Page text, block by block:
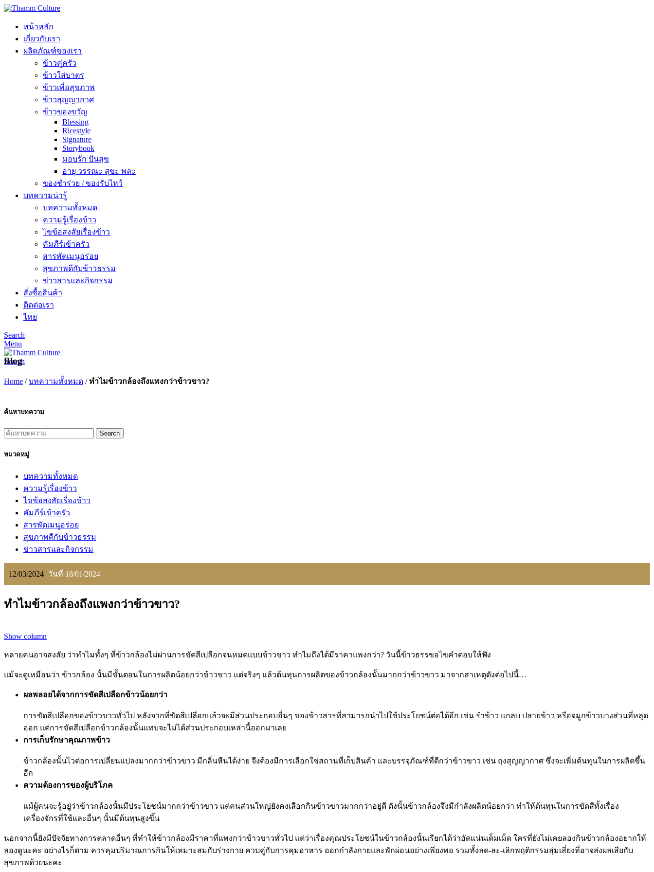
หน้าหลัก
เกี่ยวกับเรา
ผลิตภัณฑ์ของเรา
ข้าวคู่ครัว
ข้าวใส่บาตร
ข้าวเพื่อสุขภาพ
ข้าวสุญญากาศ
ข้าวของขวัญ
Blessing
Ricestyle
Signature
Storybook
มอบรัก ปันสุข
อายุ วรรณะ สุขะ พละ
ของชำร่วย / ของรับไหว้
บทความน่ารู้
บทความทั้งหมด
ความรู้เรื่องข้าว
ไขข้อสงสัยเรื่องข้าว
คัมภีร์เข้าครัว
สารพัดเมนูอร่อย
สุขภาพดีกับข้าวธรรม
ข่าวสารและกิจกรรม
สั่งซื้อสินค้า
ติดต่อเรา
ไทย
Search
Menu
Search
Blog
Home /บทความทั้งหมด /ทำไมข้าวกล้องถึงแพงกว่าข้าวขาว?
ค้นหาบทความ
Search
หมวดหมู่
บทความทั้งหมด
ความรู้เรื่องข้าว
ไขข้อสงสัยเรื่องข้าว
คัมภีร์เข้าครัว
สารพัดเมนูอร่อย
สุขภาพดีกับข้าวธรรม
ข่าวสารและกิจกรรม
12/03/2024 วันที่ 18/01/2024
ทำไมข้าวกล้องถึงแพงกว่าข้าวขาว?
Show column
หลายคนอาจสงสัย ว่าทำไมทั้งๆ ที่ข้าวกล้องไม่ผ่านการขัดสีเปลือกจนหมดแบบข้าวขาว ทำไมถึงได้มีราคาแพงกว่า? วันนี้ข้าวธรรขอไขคำตอบให้ฟัง
แม้จะดูเหมือนว่า ข้าวกล้อง นั้นมีขั้นตอนในการผลิตน้อยกว่าข้าวขาว แต่จริงๆ แล้วต้นทุนการผลิตของข้าวกล้องนั้นมากกว่าข้าวขาว มาจากสาเหตุดังต่อไปนี้…
ผลพลอยได้จากการขัดสีเปลือกข้าวน้อยกว่า
การขัดสีเปลือกของข้าวขาวทั่วไป หลังจากที่ขัดสีเปลือกแล้วจะมีส่วนประกอบอื่นๆ ของข้าวสารที่สามารถนำไปใช้ประโยชน์ต่อได้อีก เช่น รำข้าว แกลบ ปลายข้าว หรือจมูกข้าวบางส่วนที่หลุด
ออก แต่การขัดสีเปลือกข้าวกล้องนั้นแทบจะไม่ได้ส่วนประกอบเหล่านี้ออกมาเลย
การเก็บรักษาคุณภาพข้าว
ข้าวกล้องนั้นไวต่อการเปลี่ยนแปลงมากกว่าข้าวขาว มีกลิ่นหืนได้ง่าย จึงต้องมีการเลือกใช่สถานที่เก็บสินค้า และบรรจุภัณฑ์ที่ดีกว่าข้าวขาว เช่น ถุงสุญญากาศ ซึ่งจะเพิ่มต้นทุนในการผลิตขึ้น
อีก
ความต้องการของผู้บริโภค
แม้ผู้คนจะรู้อยู่ว่าข้าวกล้องนั้นมีประโยชน์มากกว่าข้าวขาว แต่คนส่วนใหญ่ยังคงเลือกกินข้าวขาวมากกว่าอยู่ดี ดังนั้นข้าวกล้องจึงมีกำลังผลิตน้อยกว่า ทำให้ต้นทุนในการขัดสีทั้งเรื่อง
เครื่องจักรที่ใช้และอื่นๆ นั้นมีต้นทุนสูงขึ้น
นอกจากนี้ยังมีปัจจัยทางการตลาดอื่นๆ ที่ทำให้ข้าวกล้องมีราคาที่แพงกว่าข้าวขาวทั่วไป แต่ว่าเรื่องคุณประโยชน์ในข้าวกล้องนั้นเรียกได้ว่าอัดแน่นเต็มเม็ด ใครที่ยังไม่เคยลองกินข้าวกล้องอยากให้
ลองดูนะคะ อย่างไรก็ตาม ควรคุมปริมาณการกินให้เหมาะสมกับร่างกาย ควบคู่กับการคุมอาหาร ออกกำลังกายและพักผ่อนอย่างเพียงพอ รวมทั้งลด-ละ-เลิกพฤติกรรมสุ่มเสี่ยงที่อาจส่งผลเสียกับ
สุขภาพด้วยนะคะ